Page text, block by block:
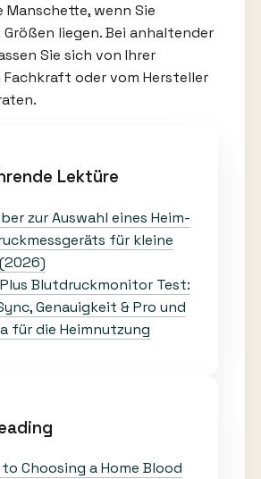
wenn Sie
liegen. Bei anhaltender
Sie sich von Ihrer
Fachkraft oder vom Hersteller
Lektüre
zur Auswahl eines Heim-
für kleine
Blutdruckmonitor Test:
Genauigkeit & Pro und
für die Heimnutzung
to Choosing a Home Blood